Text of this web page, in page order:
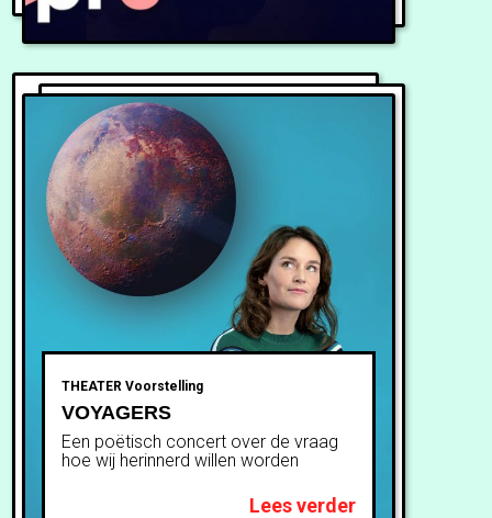
THEATER Voorstelling
VOYAGERS
Een poëtisch concert over de vraag
hoe wij herinnerd willen worden
Lees verder